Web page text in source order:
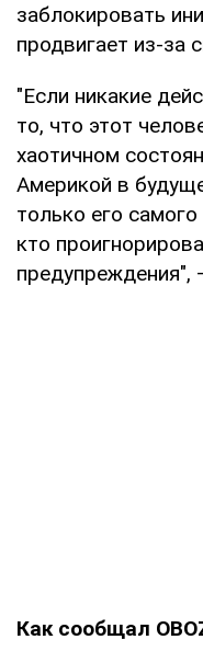
заблокировать
продвигает из-за
"Если никакие
то, что этот
хаотичном
Америкой в
только его
кто
предупреждения",
Как сообщал